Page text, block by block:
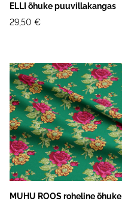
ELLI õhuke puuvillakangas
29,50 €
MUHU ROOS roheline õhuke